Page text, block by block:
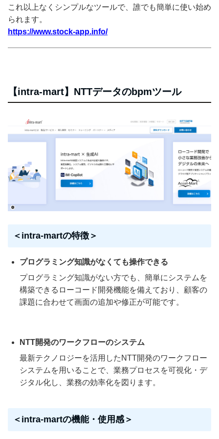
これ以上なくシンプルなツールで、誰でも簡単に使い始め
られます。
https://www.stock-app.info/
【intra-mart】NTTデータのbpmツール
＜intra-martの特徴＞
プログラミング知識がなくても操作できる
プログラミング知識がない方でも、簡単にシステムを
構築できるローコード開発機能を備えており、顧客の
課題に合わせて画面の追加や修正が可能です。
NTT開発のワークフローのシステム
最新テクノロジーを活用したNTT開発のワークフロー
システムを用いることで、業務プロセスを可視化・デ
ジタル化し、業務の効率化を図ります。
＜intra-martの機能・使用感＞